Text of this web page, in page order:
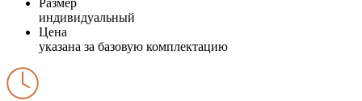
индивидуальный
Цена
указана за базовую комплектацию